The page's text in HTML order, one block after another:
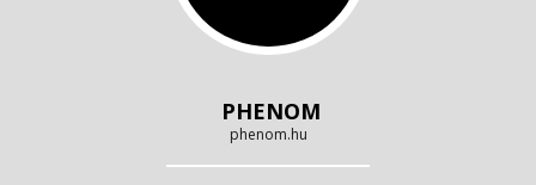
PHENOM
phenom.hu